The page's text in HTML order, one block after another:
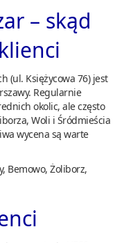
– skąd
(ul. Księżycowa 76) jest
Regularnie
okolic, ale często
Woli i Śródmieścia
wycena są warte
Bemowo, Żoliborz,